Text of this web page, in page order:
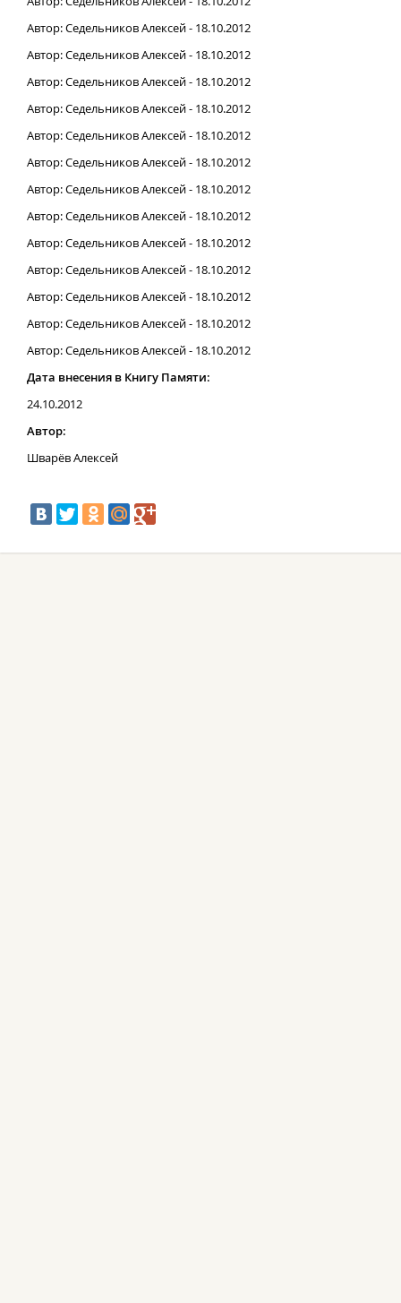
Автор: Седельников Алексей - 18.10.2012
Автор: Седельников Алексей - 18.10.2012
Автор: Седельников Алексей - 18.10.2012
Автор: Седельников Алексей - 18.10.2012
Автор: Седельников Алексей - 18.10.2012
Автор: Седельников Алексей - 18.10.2012
Автор: Седельников Алексей - 18.10.2012
Автор: Седельников Алексей - 18.10.2012
Автор: Седельников Алексей - 18.10.2012
Автор: Седельников Алексей - 18.10.2012
Автор: Седельников Алексей - 18.10.2012
Автор: Седельников Алексей - 18.10.2012
Автор: Седельников Алексей - 18.10.2012
Дата внесения в Книгу Памяти:
24.10.2012
Автор:
Шварёв Алексей